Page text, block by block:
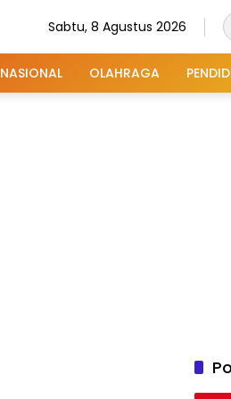
Sabtu, 8 Agustus 2026
NASIONAL OLAHRAGA